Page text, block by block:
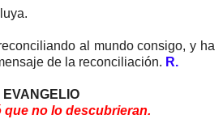
al mundo consigo, y ha
de la reconciliación. R.
EVANGELIO
que no lo descubrieran.